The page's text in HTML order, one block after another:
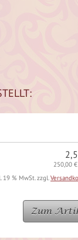
250,00
19 % MwSt. zzgl.
Zum